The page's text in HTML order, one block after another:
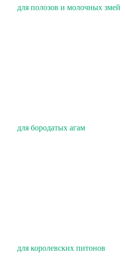
для полозов и молочных змей
для бородатых агам
для королевских питонов